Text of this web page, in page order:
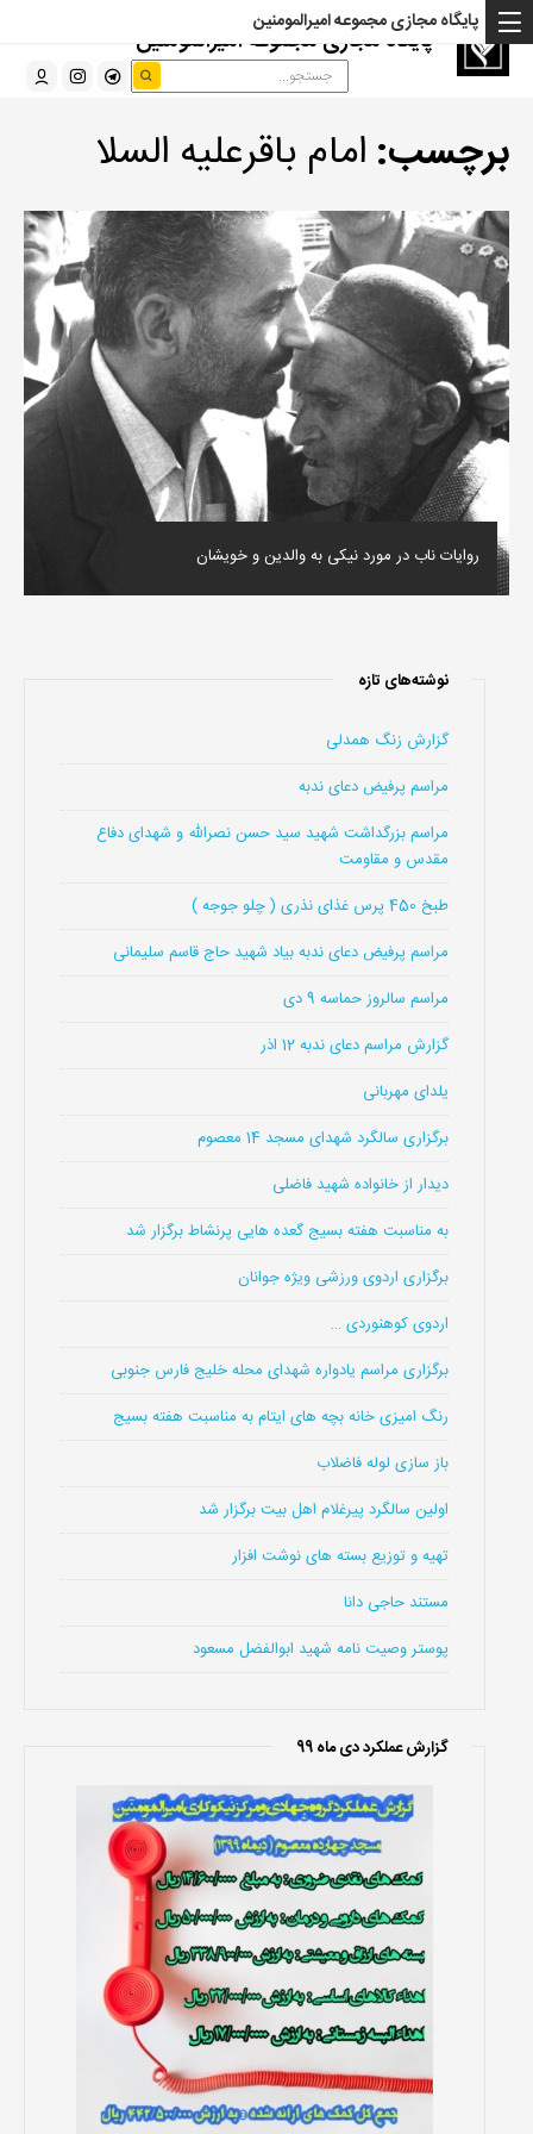
پایگاه مجازی مجموعه امیرالمومنین
پایگاه مجازی مجموعه امیرالمومنین
برچسب: امام باقرعلیه السلا
روایات ناب در مورد نیکی به والدین و خویشان
نوشته‌های تازه
گزارش زنگ همدلی
مراسم پرفیض دعای ندبه
مراسم بزرگداشت شهید سید حسن نصرالله و شهدای دفاع
مقدس و مقاومت
طبخ 450 پرس غذای نذری ( چلو جوجه )
مراسم پرفیض دعای ندبه بیاد شهید حاج قاسم سلیمانی
مراسم سالروز حماسه 9 دی
گزارش مراسم دعای ندبه 12 اذر
یلدای مهربانی
برگزاری سالگرد شهدای مسجد 14 معصوم
دیدار از خانواده شهید فاضلی
به مناسبت هفته بسیج گعده هایی پرنشاط برگزار شد
برگزاری اردوی ورزشی ویژه جوانان
اردوی کوهنوردی …
برگزاری مراسم یادواره شهدای محله خلیج فارس جنوبی
رنگ امیزی خانه بچه های ایتام به مناسبت هفته بسیج
باز سازی لوله فاضلاب
اولین سالگرد پیرغلام اهل بیت برگزار شد
تهیه و توزیع بسته های نوشت افزار
مستند حاجی دانا
پوستر وصیت نامه شهید ابوالفضل مسعود
گزارش عملکرد دی ماه 99